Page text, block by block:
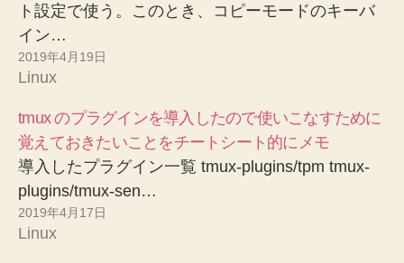
ト設定で使う。このとき、コピーモードのキーバ
イン…
2019年4月19日
Linux
tmux のプラグインを導入したので使いこなすために
覚えておきたいことをチートシート的にメモ
導入したプラグイン一覧 tmux-plugins/tpm tmux-
plugins/tmux-sen…
2019年4月17日
Linux